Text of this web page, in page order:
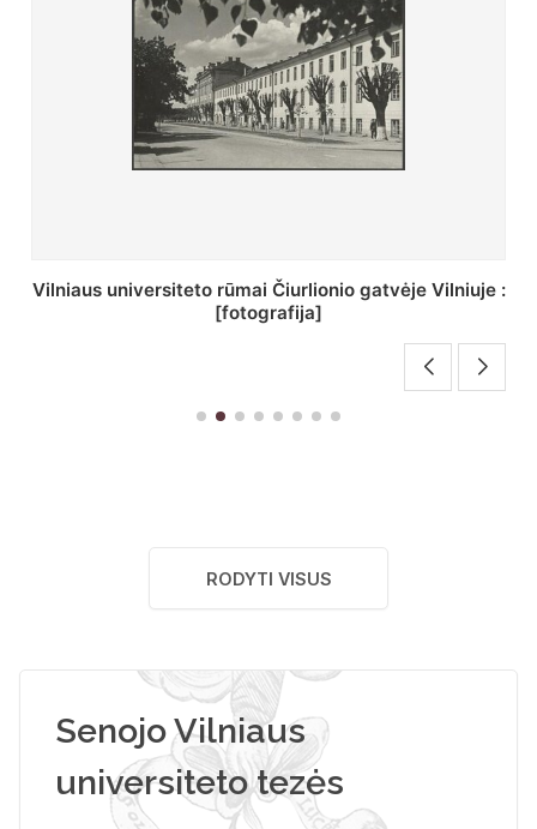
St. Batoro universiteto J. Pilsudskio kolegija :
[fotografija]
RODYTI VISUS
Senojo Vilniaus
universiteto tezės